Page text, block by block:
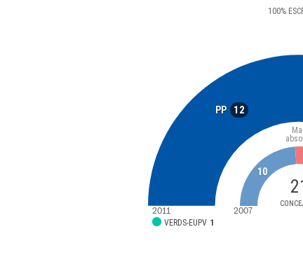
100%
PP 12
VERDS-EUPV 1
10
2011 2007